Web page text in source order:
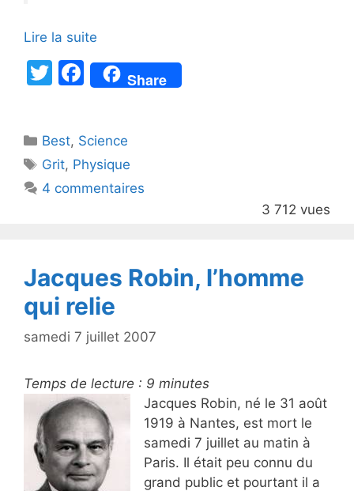
Lire la suite
T
er
F
a
e
b
o
Share
Catégories
Best, Science
Étiquettes
Grit, Physique
4 commentaires
3 712 vues
Jacques Robin, l’homme
qui relie
samedi 7 juillet 2007
Temps de lecture : 9 minutes
Jacques Robin, né le 31 août
1919 à Nantes, est mort le
samedi 7 juillet au matin à
Paris. Il était peu connu du
grand public et pourtant il a